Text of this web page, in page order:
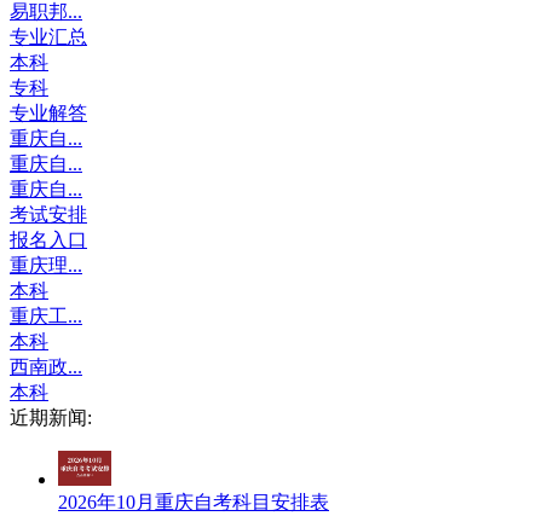
易职邦...
专业汇总
本科
专科
专业解答
重庆自...
重庆自...
重庆自...
考试安排
报名入口
重庆理...
本科
重庆工...
本科
西南政...
本科
近期新闻:
2026年10月重庆自考科目安排表